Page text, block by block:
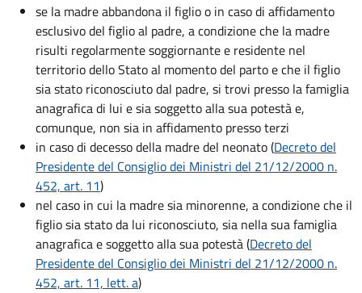
se la madre abbandona il figlio o in caso di affidamento
esclusivo del figlio al padre, a condizione che la madre
risulti regolarmente soggiornante e residente nel
territorio dello Stato al momento del parto e che il figlio
sia stato riconosciuto dal padre, si trovi presso la famiglia
anagrafica di lui e sia soggetto alla sua potestà e,
comunque, non sia in affidamento presso terzi
in caso di decesso della madre del neonato (Decreto del
Presidente del Consiglio dei Ministri del 21/12/2000 n.
452, art. 11)
nel caso in cui la madre sia minorenne, a condizione che il
figlio sia stato da lui riconosciuto, sia nella sua famiglia
anagrafica e soggetto alla sua potestà (Decreto del
Presidente del Consiglio dei Ministri del 21/12/2000 n.
452, art. 11, lett. a)